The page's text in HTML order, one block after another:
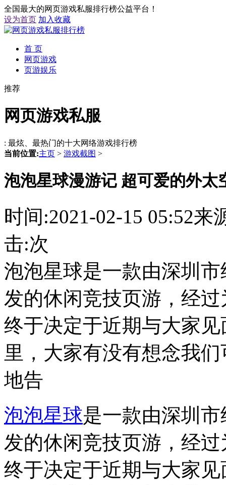
全国最大的网页游戏私服排行榜公益平台！
设为首页 加入收藏
首 页
网页游戏
页游娱乐
推荐
网页游戏私服
: 最炫、最热门的十大网络游戏排行榜
当前位置:主页 > 游戏截图 >
泡泡星球漫游记 超可爱的外太
时间:2021-02-15 05:52
击:次
泡泡星球是一款由深圳
发的休闲竞技页游，经
终于决定于近期与大家
里，大家有没有想念我
地告
泡泡星球是一款由深圳
发的休闲竞技页游，经
终于决定于近期与大家